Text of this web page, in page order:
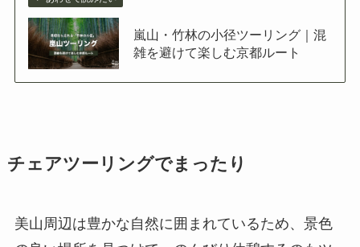
嵐山・竹林の小径ツーリング｜混
雑を避けて楽しむ京都ルート
チェアツーリングでまったり
美山周辺は豊かな自然に囲まれているため、景色